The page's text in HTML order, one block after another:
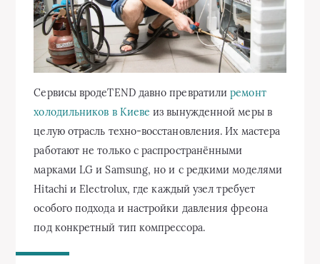
Сервисы вродеTEND давно превратилиремонт
холодильников в Киеве из вынужденной меры в
целую отрасль техно‑восстановления. Их мастера
работают не только с распространёнными
марками LG и Samsung, но и с редкими моделями
Hitachi и Electrolux, где каждый узел требует
особого подхода и настройки давления фреона
под конкретный тип компрессора.